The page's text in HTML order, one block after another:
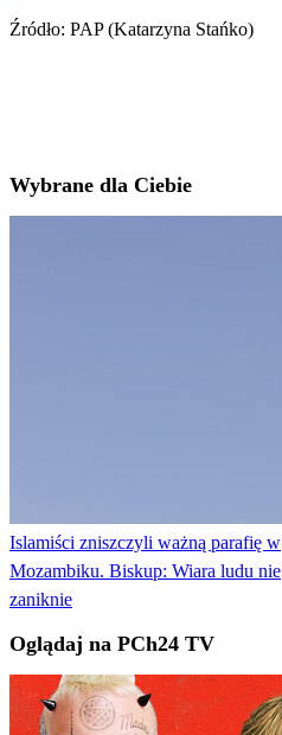
Źródło: PAP (Katarzyna Stańko)
Wybrane dla Ciebie
Islamiści zniszczyli ważną parafię w
Mozambiku. Biskup: Wiara ludu nie
zaniknie
Oglądaj na PCh24 TV